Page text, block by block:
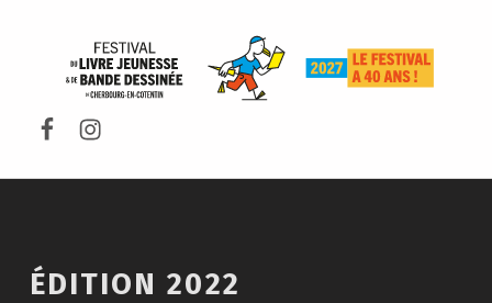
Facebook
Instagram
ÉDITION 2022